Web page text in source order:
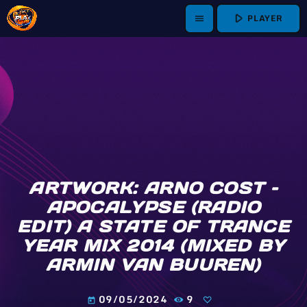
menu play_arrow PLAYER
ARTWORK: ARNO COST –
APOCALYPSE (RADIO
EDIT) A STATE OF TRANCE
YEAR MIX 2014 (MIXED BY
ARMIN VAN BUUREN)
today 09/05/2024 9